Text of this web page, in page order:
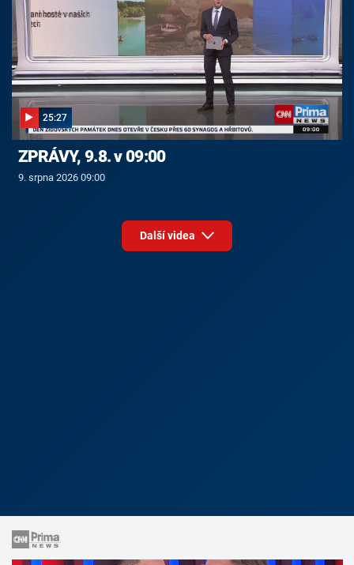
25:27
ZPRÁVY, 9.8. v 09:00
9. srpna 2026 09:00
Další videa